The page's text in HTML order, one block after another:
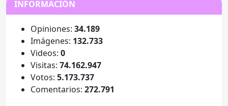
INFORMACIÓN
Opiniones: 34.189
Imágenes: 132.733
Videos: 0
Visitas: 74.162.947
Votos: 5.173.737
Comentarios: 272.791